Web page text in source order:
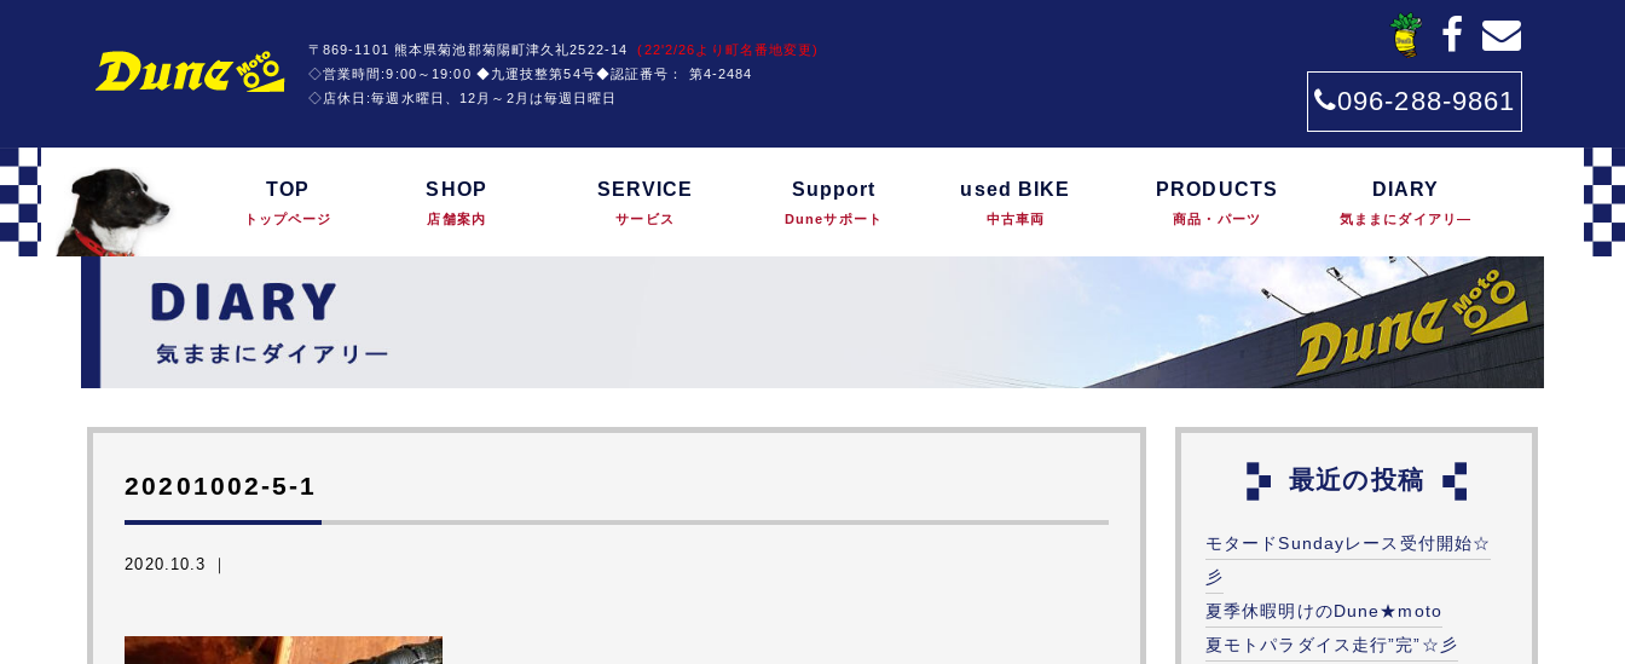
〒869-1101 熊本県菊池郡菊陽町津久礼2522-14(22'2/26より町名番地変更)
◇営業時間:9:00～19:00 ◆九運技整第54号◆認証番号： 第4-2484
◇店休日:毎週水曜日、12月～2月は毎週日曜日
096-288-9861
TOP
トップページ
SHOP
店舗案内
SERVICE
サービス
Support
Duneサポート
used BIKE
中古車両
PRODUCTS
商品・パーツ
DIARY
気ままにダイアリ―
20201002-5-1
2020.10.3 ｜
最近の投稿
モタードSundayレース受付開始☆
彡
夏季休暇明けのDune★moto
夏モトパラダイス走行”完”☆彡